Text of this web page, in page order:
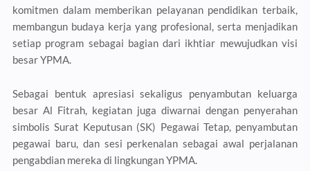
komitmen dalam memberikan pelayanan pendidikan terbaik,
membangun budaya kerja yang profesional, serta menjadikan
setiap program sebagai bagian dari ikhtiar mewujudkan visi
besar YPMA.
Sebagai bentuk apresiasi sekaligus penyambutan keluarga
besar Al Fitrah, kegiatan juga diwarnai dengan penyerahan
simbolis Surat Keputusan (SK) Pegawai Tetap, penyambutan
pegawai baru, dan sesi perkenalan sebagai awal perjalanan
pengabdian mereka di lingkungan YPMA.